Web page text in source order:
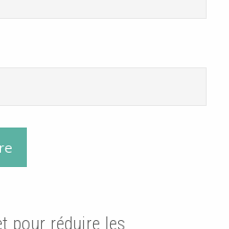
pour réduire les